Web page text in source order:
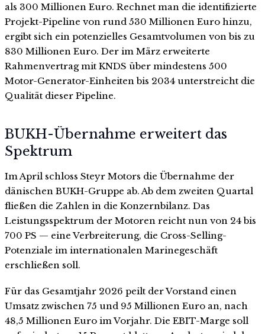
als 300 Millionen Euro. Rechnet man die identifizierte
Projekt-Pipeline von rund 530 Millionen Euro hinzu,
ergibt sich ein potenzielles Gesamtvolumen von bis zu
830 Millionen Euro. Der im März erweiterte
Rahmenvertrag mit KNDS über mindestens 500
Motor-Generator-Einheiten bis 2034 unterstreicht die
Qualität dieser Pipeline.
BUKH-Übernahme erweitert das
Spektrum
Im April schloss Steyr Motors die Übernahme der
dänischen BUKH-Gruppe ab. Ab dem zweiten Quartal
fließen die Zahlen in die Konzernbilanz. Das
Leistungsspektrum der Motoren reicht nun von 24 bis
700 PS — eine Verbreiterung, die Cross-Selling-
Potenziale im internationalen Marinegeschäft
erschließen soll.
Für das Gesamtjahr 2026 peilt der Vorstand einen
Umsatz zwischen 75 und 95 Millionen Euro an, nach
48,5 Millionen Euro im Vorjahr. Die EBIT-Marge soll